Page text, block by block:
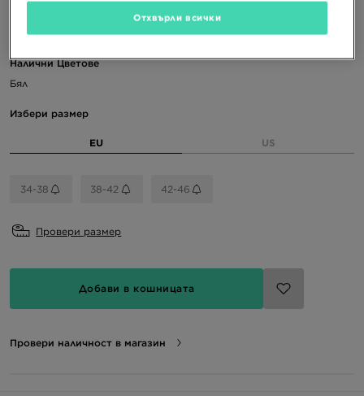
Налични Цветове
Бял
Избери размер
EU US
34-38 38-42 42-46
Провери размер
Добави в кошницата
Провери наличност в магазин
Отхвърли всички